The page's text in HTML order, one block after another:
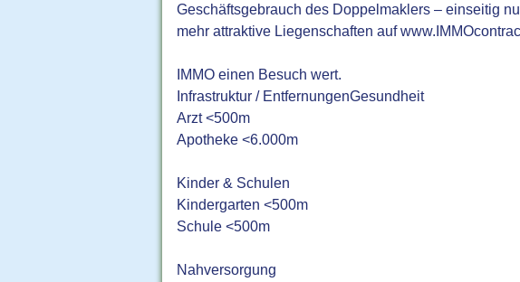
Geschäftsgebrauch des Doppelmaklers – einseitig
mehr attraktive Liegenschaften auf
IMMO einen Besuch wert.
Infrastruktur / EntfernungenGesundheit
Arzt <500m
Apotheke <6.000m
Kinder & Schulen
Kindergarten <500m
Schule <500m
Nahversorgung